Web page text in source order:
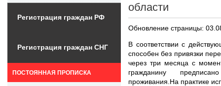
области
Обновление страницы:
В соответствии с
способен без привязки
через три месяца с
гражданину
проживания.На практике
Регистрация граждан РФ
Регистрация граждан СНГ
ПОСТОЯННАЯ ПРОПИСКА